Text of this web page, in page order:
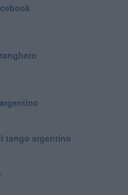
tango argentino